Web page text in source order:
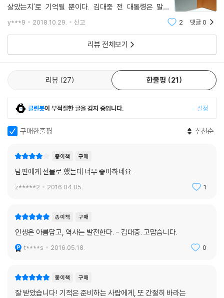
했다. 중국의 민본 철학은 ‘민심이 천심이다’고 했으며, ‘백성을 하늘로 여
기라’고 가르치고 있다. - 성찰 --- p.167
김대중은 민주주의가 국가 단위를 넘어 지구촌에 스며든다면 모든 생명에
“우리 지구 상의 형제인 날짐승·들짐승·식물들과 물·공기·흙·바위까지도
정당한 생존권과 건강한 생활을 유지할 수 있는 ‘전 지구적 민주주의’를 실
전히 김대중의 의지로 관철되었다. 당시 국회의원의 절대다수였던 남성 의
다. 여야 없이 가족법 개정에 반대했다. 심지어 김대중의 측근이라는 사람
들도 부정적이었다. - 평화 --- p.193
취침 전에는 아내와 같이 노래를 부른다. 그런지 벌써 반년은 됐다. / 아내
먼저 죽지 않았으면 좋겠다. 아내 없는 삶이란 생각만 해도 끔찍하다. - 20
08년 일기 중에서
--- p.198
살았는지'로 기억될 뿐이다. 김대중 전 대통령은 말했
다."의롭게 살려는 사람은 보상에서 만족을 얻으려 하지
말고 자기 삶의 존재양식 그 자체에서 만족을 구해야 한
다. 그리고 역사가 반드시 바른 보답을 준다
y***9 2018.10.29. 신고 2 댓글0
리뷰 전체보기
리뷰 27 한줄평 21
클린봇이 부적절한 글을 감지 중입니다. 설정
구매한줄평 추천순
종이책 구매
남편에게 선물로 했는데 너무 좋아하네요.
z*****2 2016.04.05. 1
종이책 구매
인생은 아름답고, 역사는 발전한다. - 김대중. 고맙습니다.
t****s 2016.05.18. 0
종이책 구매
잘 받았습니다! 기적은 준비하는 사람에게, 또 간절히 바라는